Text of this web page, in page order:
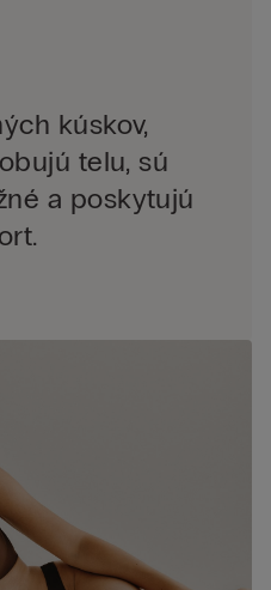
kúskov,
telu, sú
a poskytujú